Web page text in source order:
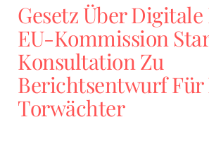
Gesetz Über
EU-Kommission
Konsultation Zu
Berichtsentwurf
Torwächter